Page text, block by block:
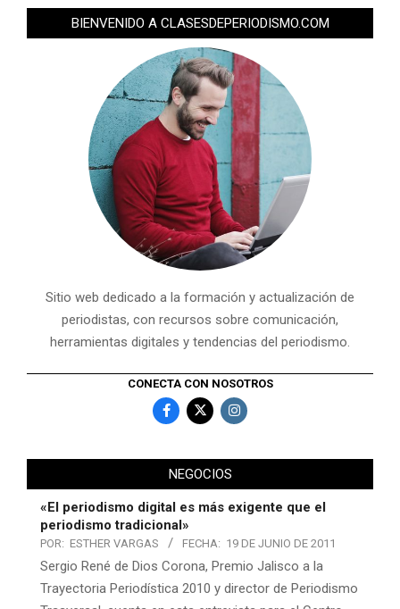
BIENVENIDO A CLASESDEPERIODISMO.COM
Sitio web dedicado a la formación y actualización de
periodistas, con recursos sobre comunicación,
herramientas digitales y tendencias del periodismo.
CONECTA CON NOSOTROS
NEGOCIOS
«El periodismo digital es más exigente que el
periodismo tradicional»
POR: ESTHER VARGAS FECHA: 19 DE JUNIO DE 2011
Sergio René de Dios Corona, Premio Jalisco a la
Trayectoria Periodística 2010 y director de Periodismo